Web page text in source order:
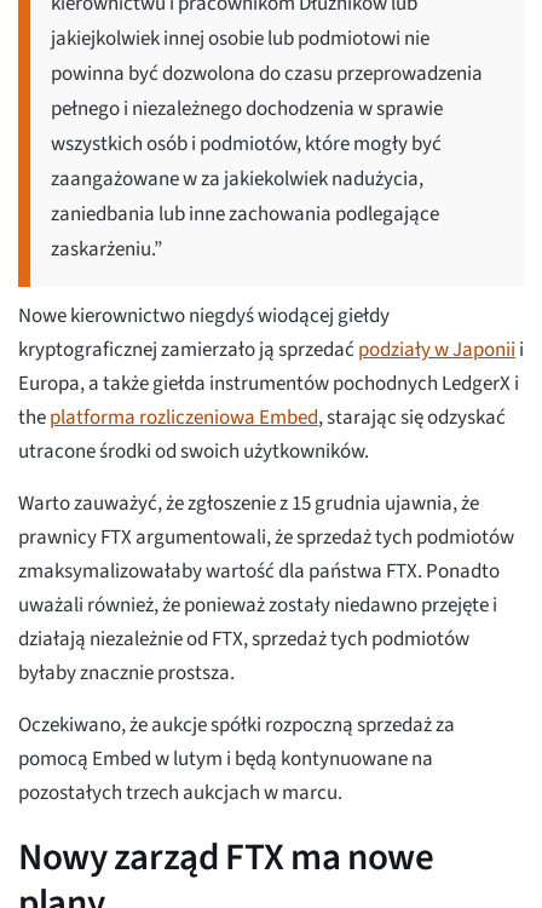
jakiejkolwiek innej osobie lub podmiotowi nie
powinna być dozwolona do czasu przeprowadzenia
pełnego i niezależnego dochodzenia w sprawie
wszystkich osób i podmiotów, które mogły być
zaangażowane w za jakiekolwiek nadużycia,
zaniedbania lub inne zachowania podlegające
zaskarżeniu.”
Nowe kierownictwo niegdyś wiodącej giełdy
kryptograficznej zamierzało ją sprzedać podziały w Japoniii
Europa, a także giełda instrumentów pochodnych LedgerX i
theplatforma rozliczeniowa Embed, starając się odzyskać
utracone środki od swoich użytkowników.
Warto zauważyć, że zgłoszenie z 15 grudnia ujawnia, że
prawnicy FTX argumentowali, że sprzedaż tych podmiotów
zmaksymalizowałaby wartość dla państwa FTX. Ponadto
uważali również, że ponieważ zostały niedawno przejęte i
działają niezależnie od FTX, sprzedaż tych podmiotów
byłaby znacznie prostsza.
Oczekiwano, że aukcje spółki rozpoczną sprzedaż za
pomocą Embed w lutym i będą kontynuowane na
pozostałych trzech aukcjach w marcu.
Nowy zarząd FTX ma nowe